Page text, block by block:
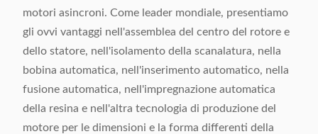
motori asincroni. Come leader mondiale, presentiamo
gli ovvi vantaggi nell'assemblea del centro del rotore e
dello statore, nell'isolamento della scanalatura, nella
bobina automatica, nell'inserimento automatico, nella
fusione automatica, nell'impregnazione automatica
della resina e nell'altra tecnologia di produzione del
motore per le dimensioni e la forma differenti della